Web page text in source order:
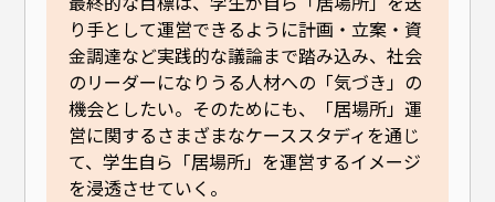
り手として運営できるように計画・立案・資
金調達など実践的な議論まで踏み込み、社会
のリーダーになりうる人材への「気づき」の
機会としたい。そのためにも、「居場所」運
営に関するさまざまなケーススタディを通じ
て、学生自ら「居場所」を運営するイメージ
を浸透させていく。